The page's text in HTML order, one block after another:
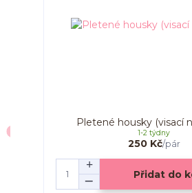
Pletené housky (visací
250 Kč/pár
1-2 týdny
Přidat do